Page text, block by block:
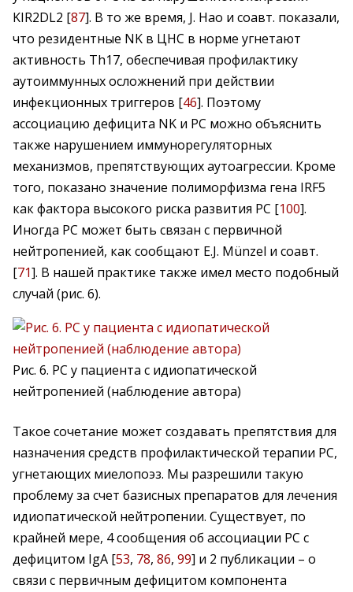
KIR2DL2 [87]. В то же время, J. Hao и соавт. показали,
что резидентные NK в ЦНС в норме угнетают
активность Th17, обеспечивая профилактику
аутоиммунных осложнений при действии
инфекционных триггеров [46]. Поэтому
ассоциацию дефицита NK и РС можно объяснить
также нарушением иммунорегуляторных
механизмов, препятствующих аутоагрессии. Кроме
того, показано значение полиморфизма гена IRF5
как фактора высокого риска развития РС [100].
Иногда РС может быть связан с первичной
нейтропенией, как сообщают E.J. Münzel и соавт.
[71]. В нашей практике также имел место подобный
случай (рис. 6).
Рис. 6. РС у пациента с идиопатической
нейтропенией (наблюдение автора)
Такое сочетание может создавать препятствия для
назначения средств профилактической терапии РС,
угнетающих миелопоэз. Мы разрешили такую
проблему за счет базисных препаратов для лечения
идиопатической нейтропении. Существует, по
крайней мере, 4 сообщения об ассоциации РС с
дефицитом IgA [53, 78, 86, 99] и 2 публикации – о
связи с первичным дефицитом компонента